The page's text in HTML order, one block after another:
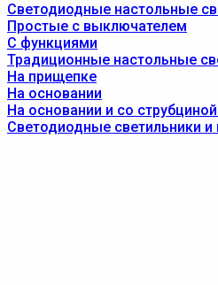
Светодиодные настольные
Простые с выключателем
С функциями
Традиционные настольные
На прищепке
На основании
На основании и со
Светодиодные светильники